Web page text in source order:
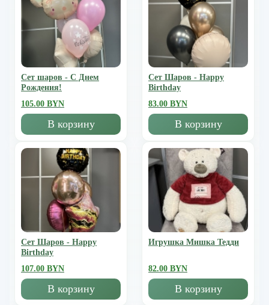
Сет шаров - С Днем
Рождения!
105.00 BYN
В корзину
Сет Шаров - Happy
Birthday
83.00 BYN
В корзину
Сет Шаров - Happy
Birthday
107.00 BYN
В корзину
Игрушка Мишка Тедди
82.00 BYN
В корзину